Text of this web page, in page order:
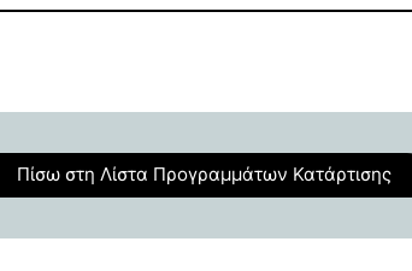
Πίσω στη Λίστα Προγραμμάτων Κατάρτισης